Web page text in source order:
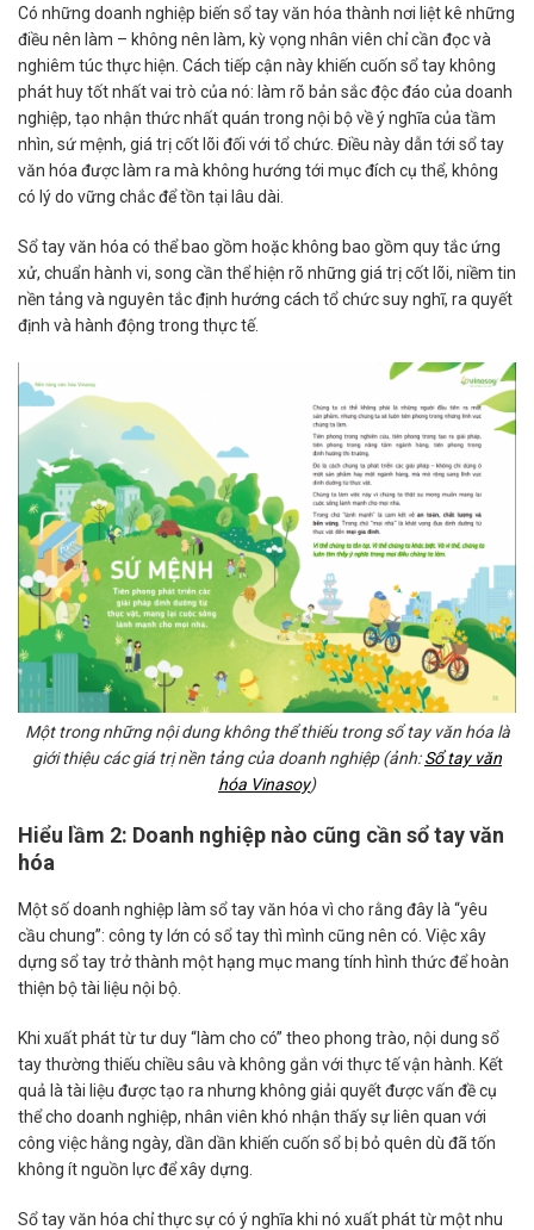
Có những doanh nghiệp biến sổ tay văn hóa thành nơi liệt kê những
điều nên làm – không nên làm, kỳ vọng nhân viên chỉ cần đọc và
nghiêm túc thực hiện. Cách tiếp cận này khiến cuốn sổ tay không
phát huy tốt nhất vai trò của nó: làm rõ bản sắc độc đáo của doanh
nghiệp, tạo nhận thức nhất quán trong nội bộ về ý nghĩa của tầm
nhìn, sứ mệnh, giá trị cốt lõi đối với tổ chức. Điều này dẫn tới sổ tay
văn hóa được làm ra mà không hướng tới mục đích cụ thể, không
có lý do vững chắc để tồn tại lâu dài.
Sổ tay văn hóa có thể bao gồm hoặc không bao gồm quy tắc ứng
xử, chuẩn hành vi, song cần thể hiện rõ những giá trị cốt lõi, niềm tin
nền tảng và nguyên tắc định hướng cách tổ chức suy nghĩ, ra quyết
định và hành động trong thực tế.
Một trong những nội dung không thể thiếu trong sổ tay văn hóa là
giới thiệu các giá trị nền tảng của doanh nghiệp (ảnh:Sổ tay văn
hóa Vinasoy)
Hiểu lầm 2: Doanh nghiệp nào cũng cần sổ tay văn
hóa
Một số doanh nghiệp làm sổ tay văn hóa vì cho rằng đây là “yêu
cầu chung”: công ty lớn có sổ tay thì mình cũng nên có. Việc xây
dựng sổ tay trở thành một hạng mục mang tính hình thức để hoàn
thiện bộ tài liệu nội bộ.
Khi xuất phát từ tư duy “làm cho có” theo phong trào, nội dung sổ
tay thường thiếu chiều sâu và không gắn với thực tế vận hành. Kết
quả là tài liệu được tạo ra nhưng không giải quyết được vấn đề cụ
thể cho doanh nghiệp, nhân viên khó nhận thấy sự liên quan với
công việc hằng ngày, dần dần khiến cuốn sổ bị bỏ quên dù đã tốn
không ít nguồn lực để xây dựng.
Sổ tay văn hóa chỉ thực sự có ý nghĩa khi nó xuất phát từ một nhu